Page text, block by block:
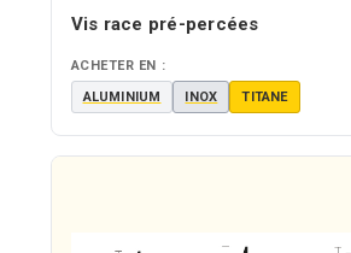
Vis race pré-percées
ACHETER EN :
ALUMINIUM
INOX TITANE